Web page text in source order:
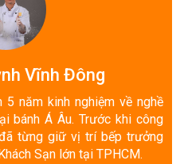
Vĩnh Đông
năm kinh nghiệm về nghề
bánh Á Âu. Trước khi công
từng giữ vị trí bếp trưởng
Sạn lớn tại TPHCM.